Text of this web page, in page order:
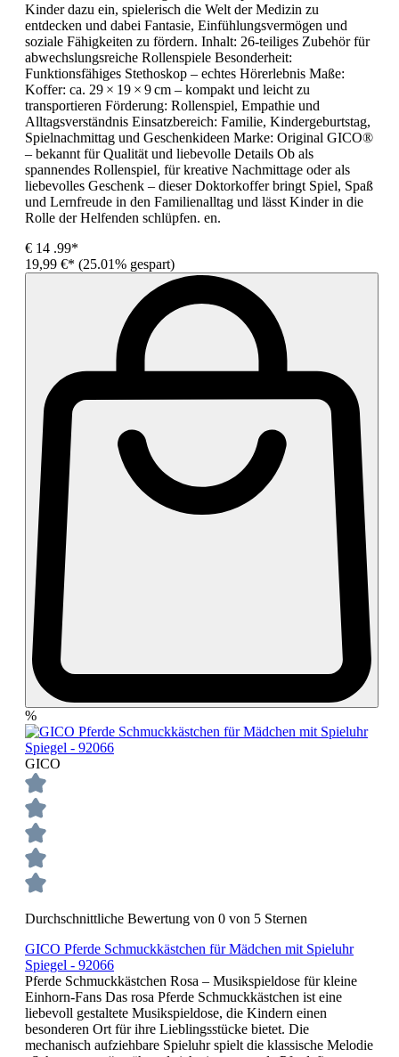
Kinder dazu ein, spielerisch die Welt der Medizin zu
entdecken und dabei Fantasie, Einfühlungsvermögen und
soziale Fähigkeiten zu fördern. Inhalt: 26-teiliges Zubehör für
abwechslungsreiche Rollenspiele Besonderheit:
Funktionsfähiges Stethoskop – echtes Hörerlebnis Maße:
Koffer: ca. 29 × 19 × 9 cm – kompakt und leicht zu
transportieren Förderung: Rollenspiel, Empathie und
Alltagsverständnis Einsatzbereich: Familie, Kindergeburtstag,
Spielnachmittag und Geschenkideen Marke: Original GICO®
– bekannt für Qualität und liebevolle Details Ob als
spannendes Rollenspiel, für kreative Nachmittage oder als
liebevolles Geschenk – dieser Doktorkoffer bringt Spiel, Spaß
und Lernfreude in den Familienalltag und lässt Kinder in die
Rolle der Helfenden schlüpfen. en.
€ 14 .99*
19,99 €* (25.01% gespart)
%
GICO
Durchschnittliche Bewertung von 0 von 5 Sternen
GICO Pferde Schmuckkästchen für Mädchen mit Spieluhr
Spiegel - 92066
Pferde Schmuckkästchen Rosa – Musikspieldose für kleine
Einhorn-Fans Das rosa Pferde Schmuckkästchen ist eine
liebevoll gestaltete Musikspieldose, die Kindern einen
besonderen Ort für ihre Lieblingsstücke bietet. Die
mechanisch aufziehbare Spieluhr spielt die klassische Melodie